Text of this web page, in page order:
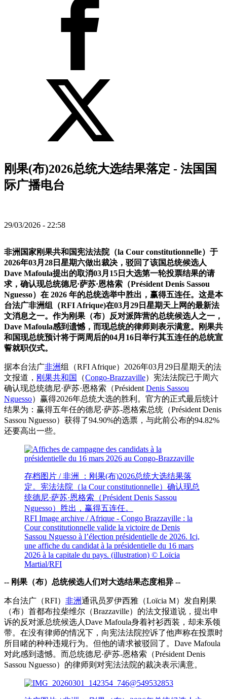
刚果(布)2026总统大选结果落定 - 法国国
际广播电台
29/03/2026 - 22:58
非洲国家刚果共和国宪法法院（la Cour constitutionnelle）于
2026年03月28日星期六做出裁决，驳回了该国总统候选人
Dave Mafoula提出的取消03月15日大选第一轮投票结果的请
求，确认现总统德尼·萨苏·恩格索（Président Denis Sassou
Nguesso）在 2026 年的总统选举中胜出，赢得五连任。这是本
台法广非洲组（RFI Afrique)在03月29日星期天上网的最新法
文消息之一。作为刚果（布）反对派阵营的总统候选人之一，
Dave Mafoula感到遗憾，而现总统的律师则表示满意。刚果共
和国现总统预计将于两周后的04月16日举行其五连任的总统宣
誓就职仪式。
据本台法广非洲组（RFI Afrique）2026年03月29日星期天的法
文报道， 刚果共和国 （Congo-Brazzaville）宪法法院已于周六
确认现总统德尼·萨苏·恩格索（Président Denis Sassou
Nguesso）赢得2026年总统大选的胜利。官方的正式最后统计
结果为：赢得五年任的德尼·萨苏-恩格索总统（Président Denis
Sassou Nguesso）获得了94.90%的选票，与此前公布的94.82%
还要高出一些。
存档图片 / 非洲 ：刚果(布)2026总统大选结果落
定。宪法法院（la Cour constitutionnelle）确认现总
统德尼·萨苏·恩格索（Président Denis Sassou
Nguesso）胜出，赢得五连任。
RFI Image archive / Afrique - Congo Brazzaville : la
Cour constitutionnelle valide la victoire de Denis
Sassou Nguesso à l’élection présidentielle de 2026. Ici,
une affiche du candidat à la présidentielle du 16 mars
2026 à la capitale du pays. (illustration) © Loïcia
Martial/RFI
-- 刚果（布）总统候选人们对大选结果态度相异 --
本台法广（RFI） 非洲通讯员罗伊西雅（Loïcia M）发自刚果
（布）首都布拉柴维尔（Brazzaville）的法文报道说，提出申
诉的反对派总统候选人Dave Mafoula身着衬衫西装，却未系领
带。在没有律师的情况下，向宪法法院控诉了他声称在投票时
所目睹的种种违规行为。但他的请求被驳回了。Dave Mafoula
对此感到遗憾。而总统德尼·萨苏-恩格索（Président Denis
Sassou Nguesso）的律师则对宪法法院的裁决表示满意。